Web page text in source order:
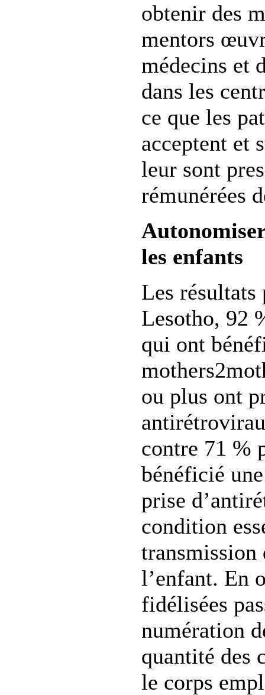
obtenir des
mentors
médecins et
dans les
ce que les
acceptent et
leur sont
rémunérées
les enfants
Les résultats
Lesotho, 92
qui ont
ou plus ont
contre 71 %
bénéficié
prise
condition
l’enfant. En
fidélisées
numération
quantité des
le corps